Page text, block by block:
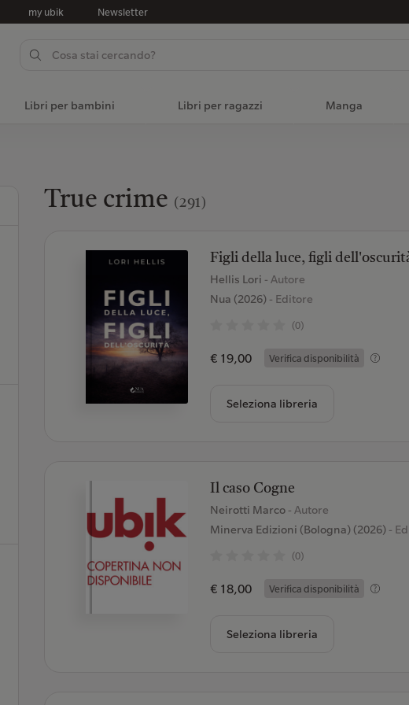
my ubik Newsletter
Libri per bambini Libri per ragazzi Manga
True crime (291)
Figli della luce, figli
Hellis Lori - Autore
Nua (2026)- Editore
(0)
€ 19,00 Verifica disponibilità
Seleziona libreria
Il caso Cogne
Neirotti Marco - Autore
Minerva Edizioni (Bologna) (2026)-
(0)
€ 18,00 Verifica disponibilità
Seleziona libreria